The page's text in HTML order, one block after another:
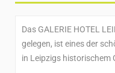
Das GALERIE HOTEL
gelegen, ist eines der
in Leipzigs historischem